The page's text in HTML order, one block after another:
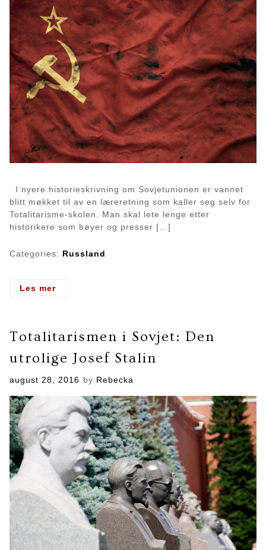
I nyere historieskrivning om Sovjetunionen er vannet
blitt møkket til av en læreretning som kaller seg selv for
Totalitarisme-skolen. Man skal lete lenge etter
historikere som bøyer og presser […]
Categories: Russland
Les mer- Totalitarismen
Totalitarismen i Sovjet: Den
utrolige Josef Stalin
Posted
august 28, 2016 by Rebecka